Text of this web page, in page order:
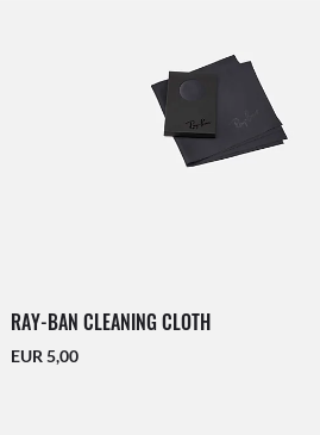
RAY-BAN CLEANING CLOTH
EUR 5,00